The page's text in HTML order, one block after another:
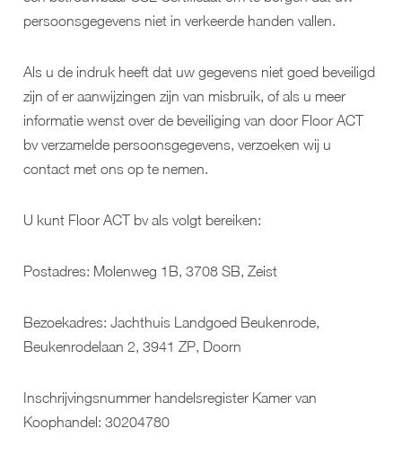
persoons­gegevens niet in verkeerde handen vallen.
Als u de indruk heeft dat uw gegevens niet goed beveiligd
zijn of er aanwijzingen zijn van misbruik, of als u meer
informatie wenst over de beveiliging van door Floor ACT
bv verzamelde persoonsgegevens, verzoeken wij u
contact met ons op te nemen.
U kunt Floor ACT bv als volgt bereiken:
Postadres: Molenweg 1B, 3708 SB, Zeist
Bezoekadres: Jachthuis Landgoed Beukenrode,
Beukenrodelaan 2, 3941 ZP, Doorn
Inschrijvingsnummer handelsregister Kamer van
Koophandel: 30204780